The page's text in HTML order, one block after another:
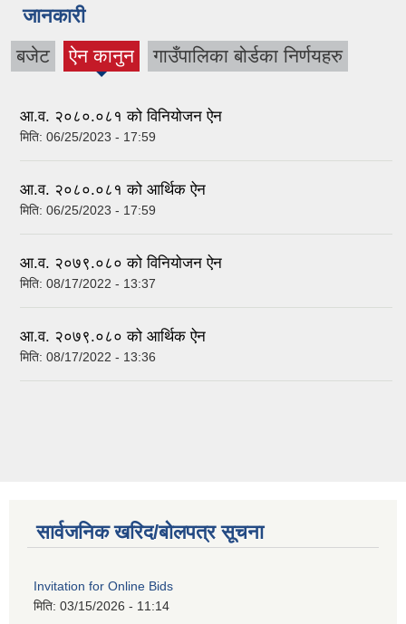
जानकारी
बजेट ऐन कानुन
(active
गाउँपालिका बोर्डका निर्णयहरु
आ.व. २०८०.०८१ को विनियोजन ऐन
मिति: 06/25/2023 - 17:59
आ.व. २०८०.०८१ को आर्थिक ऐन
मिति: 06/25/2023 - 17:59
आ.व. २०७९.०८० को विनियोजन ऐन
मिति: 08/17/2022 - 13:37
आ.व. २०७९.०८० को आर्थिक ऐन
मिति: 08/17/2022 - 13:36
सार्वजनिक खरिद/बोलपत्र सूचना
Invitation for Online Bids
मिति: 03/15/2026 - 11:14